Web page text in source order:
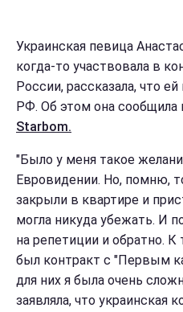
Украинская певица
когда-то участвовала в
России, рассказала, что
РФ. Об этом она
Starbom.
"Было у меня такое
Евровидении. Но, помню,
закрыли в квартире и
могла никуда убежать. И
на репетиции и обратно.
был контракт с "Первым
для них я была очень
заявляла, что украинская